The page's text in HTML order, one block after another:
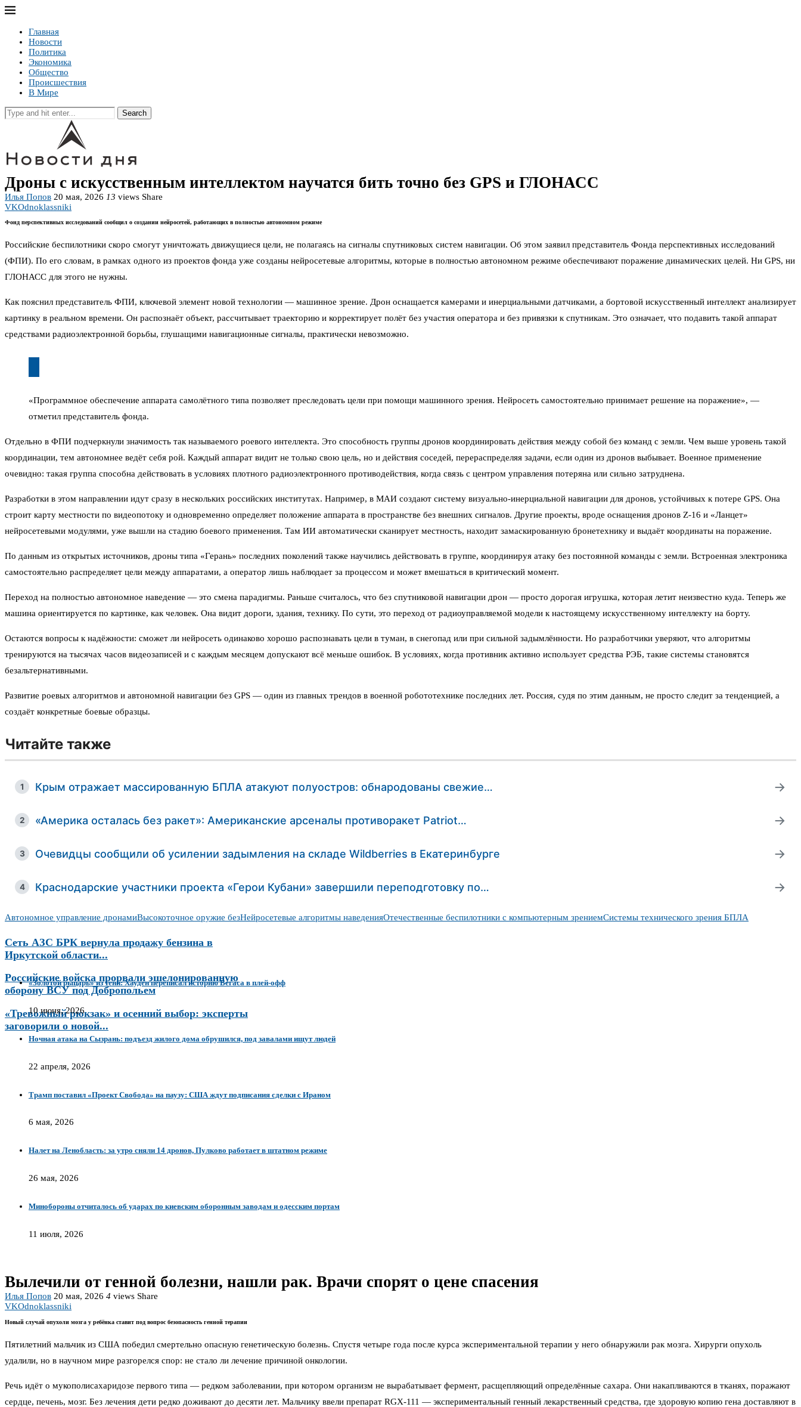
Главная
Новости
Политика
Экономика
Общество
Происшествия
В Мире
Search
Дроны с искусственным интеллектом научатся бить точно без GPS и ГЛОНАСС
Илья Попов 20 мая, 2026 13 views Share
VKOdnoklassniki
Фонд перспективных исследований сообщил о создании нейросетей, работающих в полностью автономном режиме
Российские беспилотники скоро смогут уничтожать движущиеся цели, не полагаясь на сигналы спутниковых систем навигации. Об этом заявил представитель Фонда перспективных исследований
(ФПИ). По его словам, в рамках одного из проектов фонда уже созданы нейросетевые алгоритмы, которые в полностью автономном режиме обеспечивают поражение динамических целей. Ни GPS, ни
ГЛОНАСС для этого не нужны.
Как пояснил представитель ФПИ, ключевой элемент новой технологии — машинное зрение. Дрон оснащается камерами и инерциальными датчиками, а бортовой искусственный интеллект анализирует
картинку в реальном времени. Он распознаёт объект, рассчитывает траекторию и корректирует полёт без участия оператора и без привязки к спутникам. Это означает, что подавить такой аппарат
средствами радиоэлектронной борьбы, глушащими навигационные сигналы, практически невозможно.
«Программное обеспечение аппарата самолётного типа позволяет преследовать цели при помощи машинного зрения. Нейросеть самостоятельно принимает решение на поражение», —
отметил представитель фонда.
Отдельно в ФПИ подчеркнули значимость так называемого роевого интеллекта. Это способность группы дронов координировать действия между собой без команд с земли. Чем выше уровень такой
координации, тем автономнее ведёт себя рой. Каждый аппарат видит не только свою цель, но и действия соседей, перераспределяя задачи, если один из дронов выбывает. Военное применение
очевидно: такая группа способна действовать в условиях плотного радиоэлектронного противодействия, когда связь с центром управления потеряна или сильно затруднена.
Разработки в этом направлении идут сразу в нескольких российских институтах. Например, в МАИ создают систему визуально-инерциальной навигации для дронов, устойчивых к потере GPS. Она
строит карту местности по видеопотоку и одновременно определяет положение аппарата в пространстве без внешних сигналов. Другие проекты, вроде оснащения дронов Z-16 и «Ланцет»
нейросетевыми модулями, уже вышли на стадию боевого применения. Там ИИ автоматически сканирует местность, находит замаскированную бронетехнику и выдаёт координаты на поражение.
По данным из открытых источников, дроны типа «Герань» последних поколений также научились действовать в группе, координируя атаку без постоянной команды с земли. Встроенная электроника
самостоятельно распределяет цели между аппаратами, а оператор лишь наблюдает за процессом и может вмешаться в критический момент.
Переход на полностью автономное наведение — это смена парадигмы. Раньше считалось, что без спутниковой навигации дрон — просто дорогая игрушка, которая летит неизвестно куда. Теперь же
машина ориентируется по картинке, как человек. Она видит дороги, здания, технику. По сути, это переход от радиоуправляемой модели к настоящему искусственному интеллекту на борту.
Остаются вопросы к надёжности: сможет ли нейросеть одинаково хорошо распознавать цели в туман, в снегопад или при сильной задымлённости. Но разработчики уверяют, что алгоритмы
тренируются на тысячах часов видеозаписей и с каждым месяцем допускают всё меньше ошибок. В условиях, когда противник активно использует средства РЭБ, такие системы становятся
безальтернативными.
Развитие роевых алгоритмов и автономной навигации без GPS — один из главных трендов в военной робототехнике последних лет. Россия, судя по этим данным, не просто следит за тенденцией, а
создаёт конкретные боевые образцы.
Читайте также
1 Крым отражает массированную БПЛА атакуют полуостров: обнародованы свежие… →
2 «Америка осталась без ракет»: Американские арсеналы противоракет Patriot… →
3 Очевидцы сообщили об усилении задымления на складе Wildberries в Екатеринбурге →
4 Краснодарские участники проекта «Герои Кубани» завершили переподготовку по… →
Автономное управление дронамиВысокоточное оружие безНейросетевые алгоритмы наведенияОтечественные беспилотники с компьютерным зрениемСистемы технического зрения БПЛА
Сеть АЗС БРК вернула продажу бензина в
Иркутской области...
Российские войска прорвали эшелонированную
оборону ВСУ под Добропольем
«Тревожный рюкзак» и осенний выбор: эксперты
заговорили о новой...
«Золотой рыцарь» из тени: Хауден переписал историю Вегаса в плей-офф
10 июня, 2026
Ночная атака на Сызрань: подъезд жилого дома обрушился, под завалами ищут людей
22 апреля, 2026
Трамп поставил «Проект Свобода» на паузу: США ждут подписания сделки с Ираном
6 мая, 2026
Налет на Ленобласть: за утро сняли 14 дронов, Пулково работает в штатном режиме
26 мая, 2026
Минобороны отчиталось об ударах по киевским оборонным заводам и одесским портам
11 июля, 2026
Вылечили от генной болезни, нашли рак. Врачи спорят о цене спасения
Илья Попов 20 мая, 2026 4 views Share
VKOdnoklassniki
Новый случай опухоли мозга у ребёнка ставит под вопрос безопасность генной терапии
Пятилетний мальчик из США победил смертельно опасную генетическую болезнь. Спустя четыре года после курса экспериментальной терапии у него обнаружили рак мозга. Хирурги опухоль
удалили, но в научном мире разгорелся спор: не стало ли лечение причиной онкологии.
Речь идёт о мукополисахаридозе первого типа — редком заболевании, при котором организм не вырабатывает фермент, расщепляющий определённые сахара. Они накапливаются в тканях, поражают
сердце, печень, мозг. Без лечения дети редко доживают до десяти лет. Мальчику ввели препарат RGX-111 — экспериментальный генный лекарственный средства, где здоровую копию гена доставляют в